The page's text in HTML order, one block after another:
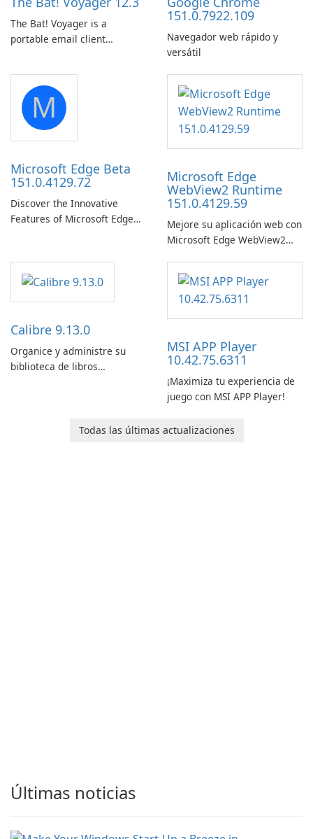
The Bat! Voyager is a
portable email client
portable media on any
computer running Microsoft
Windows.
151.0.7922.109
Navegador web rápido y
versátil
M
Microsoft Edge Beta
151.0.4129.72
Discover the Innovative
Features of Microsoft Edge
Beta, developed by Microsoft
Corporation, is shaping the
edge features and seamless
Microsoft Edge
WebView2 Runtime
151.0.4129.59
Mejore su aplicación web con
Microsoft Edge WebView2
Calibre 9.13.0
Organice y administre su
biblioteca de libros
MSI APP Player
10.42.75.6311
¡Maximiza tu experiencia de
juego con MSI APP Player!
Todas las últimas actualizaciones
Últimas noticias